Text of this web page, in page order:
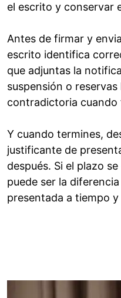
el escrito y conservar
Antes de firmar y
escrito identifica
que adjuntas la
suspensión o
contradictoria cuando
Y cuando termines,
justificante de
después. Si el plazo
puede ser la
presentada a tiempo